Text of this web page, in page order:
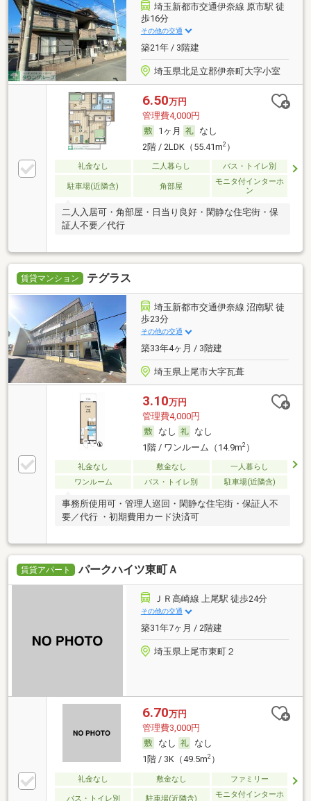
埼玉新都市交通伊奈線 原市駅 徒
歩16分
その他の交通
築21年 / 3階建
埼玉県北足立郡伊奈町大字小室
6.50万円
管理費4,000円
1ヶ月
なし
2階 / 2LDK（55.41m2）
礼金なし 二人暮らし バス・トイレ別
駐車場(近隣含) 角部屋
モニタ付インターホ
ン
二人入居可・角部屋・日当り良好・閑静な住宅街・保
証人不要／代行
賃貸マンション テグラス
埼玉新都市交通伊奈線 沼南駅 徒
歩23分
その他の交通
築33年4ヶ月 / 3階建
埼玉県上尾市大字瓦葺
3.10万円
管理費4,000円
なし
なし
1階 / ワンルーム（14.9m2）
礼金なし 敷金なし
一人暮らし
ワンルーム
バス・トイレ別 駐車場(近隣含)
事務所使用可・管理人巡回・閑静な住宅街・保証人不
要／代行 ・初期費用カード決済可
賃貸アパート パークハイツ東町Ａ
ＪＲ高崎線 上尾駅 徒歩24分
その他の交通
築31年7ヶ月 / 2階建
埼玉県上尾市東町２
6.70万円
管理費3,000円
なし
なし
1階 / 3K（49.5m2）
礼金なし 敷金なし ファミリー
バス・トイレ別 駐車場(近隣含)
モニタ付インターホ